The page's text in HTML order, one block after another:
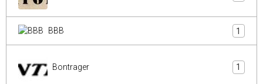
BBB 1
Bontrager 1